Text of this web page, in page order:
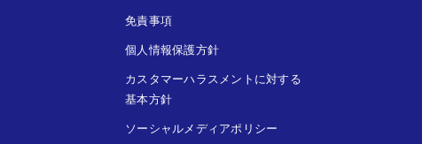
免責事項
個人情報保護方針
カスタマーハラスメントに対する
基本方針
ソーシャルメディアポリシー